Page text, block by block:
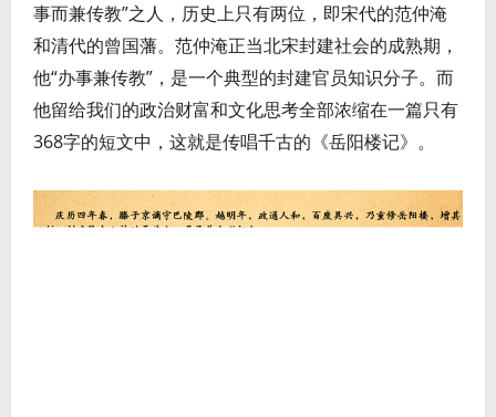
事而兼传教”之人，历史上只有两位，即宋代的范仲淹
和清代的曾国藩。范仲淹正当北宋封建社会的成熟期，
他“办事兼传教”，是一个典型的封建官员知识分子。而
他留给我们的政治财富和文化思考全部浓缩在一篇只有
368字的短文中，这就是传唱千古的《岳阳楼记》。